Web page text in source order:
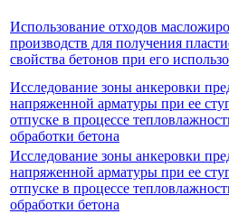
Использование отходов
производств для получения
свойства бетонов при его
Исследование зоны анкеровки
напряженной арматуры при ее
отпуске в процессе
обработки бетона
Исследование зоны анкеровки
напряженной арматуры при ее
отпуске в процессе
обработки бетона